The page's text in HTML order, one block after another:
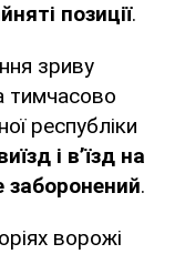
позиції.
зриву
тимчасово
республіки
і в’їзд на
заборонений.
ворожі